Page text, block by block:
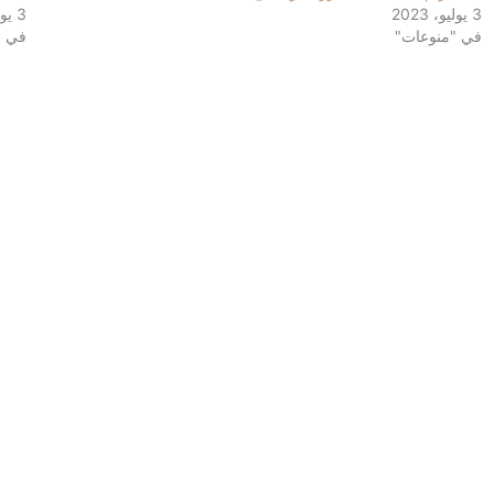
3 يوليو، 2023
في "منوعات"
3 يوليو، 2023
في